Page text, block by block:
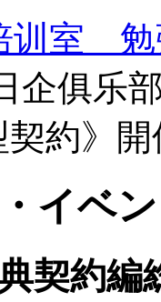
训室 勉
企俱乐
約》
イベ
契約